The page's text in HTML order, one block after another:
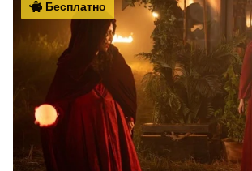
Бесплатно